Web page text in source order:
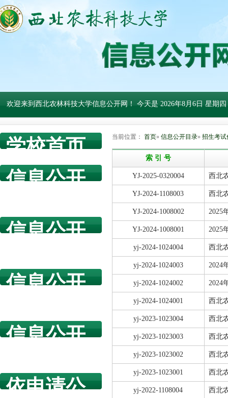
欢迎来到西北农林科技大学信息公开网！ 今天是 2026年8月6日 星期四
学校首页
信息公开
信息公开
信息公开
信息公开
依申请公
当前位置： 首页» 信息公开目录» 招生考试
索 引 号
YJ-2025-0320004 西北
YJ-2024-1108003 西北
YJ-2024-1008002 2025
YJ-2024-1008001 2025
yj-2024-1024004 西北
yj-2024-1024003 2024
yj-2024-1024002 2024
yj-2024-1024001 西北
yj-2023-1023004 西北
yj-2023-1023003 西北
yj-2023-1023002 西北
yj-2023-1023001 西北
yj-2022-1108004 西北